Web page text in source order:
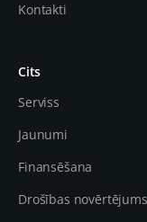
Kontakti
Cits
Serviss
Jaunumi
Finansēšana
Drošības novērtējums